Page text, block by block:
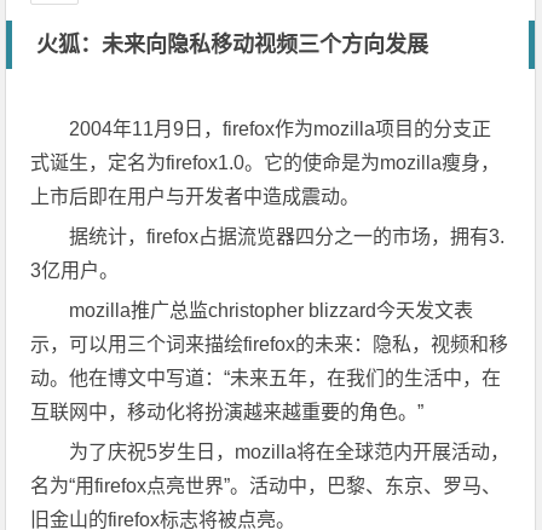
火狐：未来向隐私移动视频三个方向发展
2004年11月9日，firefox作为mozilla项目的分支正
式诞生，定名为firefox1.0。它的使命是为mozilla瘦身，
上市后即在用户与开发者中造成震动。
据统计，firefox占据流览器四分之一的市场，拥有3.
3亿用户。
mozilla推广总监christopher blizzard今天发文表
示，可以用三个词来描绘firefox的未来：隐私，视频和移
动。他在博文中写道：“未来五年，在我们的生活中，在
互联网中，移动化将扮演越来越重要的角色。”
为了庆祝5岁生日，mozilla将在全球范内开展活动，
名为“用firefox点亮世界”。活动中，巴黎、东京、罗马、
旧金山的firefox标志将被点亮。